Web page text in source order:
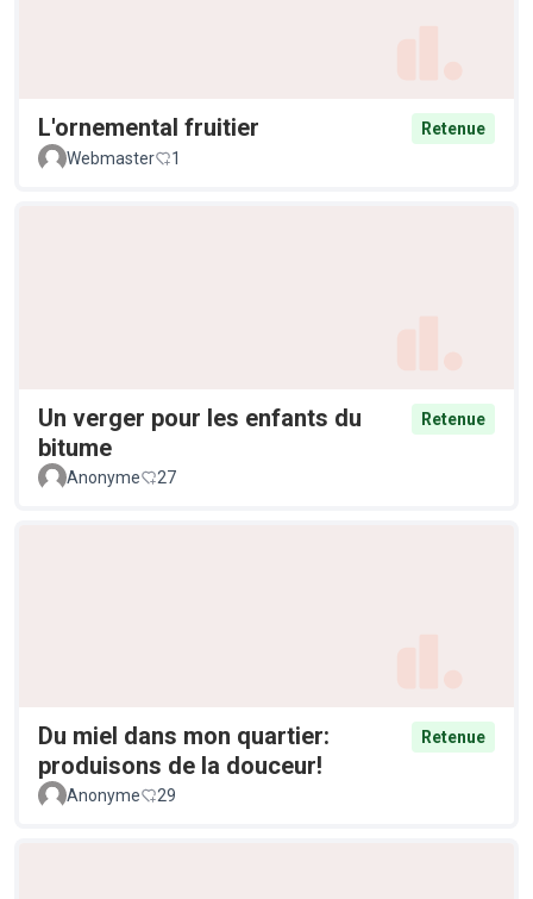
L'ornemental fruitier
Retenue
Webmaster
1
Un verger pour les enfants du
bitume
Retenue
Anonyme 27
Du miel dans mon quartier:
produisons de la douceur!
Retenue
Anonyme 29